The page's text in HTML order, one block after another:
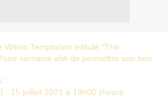
Within Temptation intitulé "The
semaine afin de permettre son bon
:
: 15 juillet 2021 à 19h00 (heure